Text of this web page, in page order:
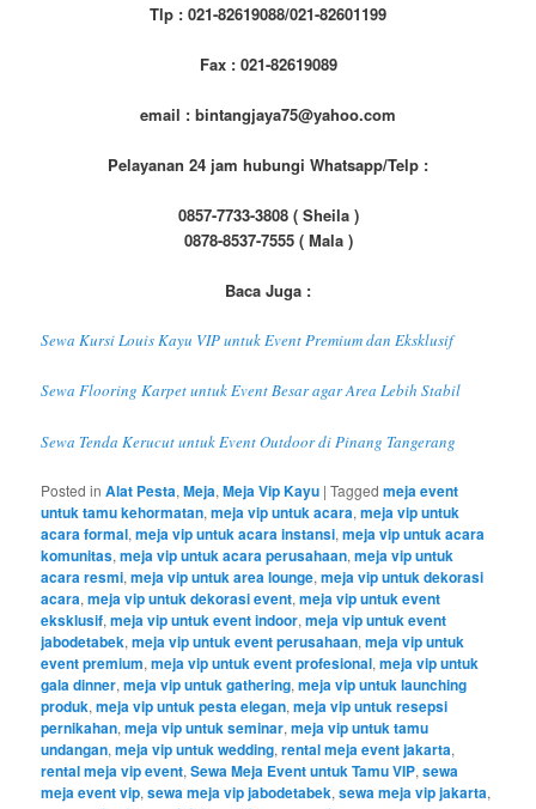
Tlp : 021-82619088/021-82601199
Fax : 021-82619089
email : bintangjaya75@yahoo.com
Pelayanan 24 jam hubungi Whatsapp/Telp :
0857-7733-3808 ( Sheila )
0878-8537-7555 ( Mala )
Baca Juga :
Sewa Kursi Louis Kayu VIP untuk Event Premium dan Eksklusif
Sewa Flooring Karpet untuk Event Besar agar Area Lebih Stabil
Sewa Tenda Kerucut untuk Event Outdoor di Pinang Tangerang
Posted in Alat Pesta,Meja,Meja Vip Kayu |Tagged meja event
untuk tamu kehormatan,meja vip untuk acara,meja vip untuk
acara formal,meja vip untuk acara instansi,meja vip untuk acara
komunitas,meja vip untuk acara perusahaan,meja vip untuk
acara resmi,meja vip untuk area lounge,meja vip untuk dekorasi
acara,meja vip untuk dekorasi event,meja vip untuk event
eksklusif,meja vip untuk event indoor,meja vip untuk event
jabodetabek,meja vip untuk event perusahaan,meja vip untuk
event premium,meja vip untuk event profesional,meja vip untuk
gala dinner,meja vip untuk gathering,meja vip untuk launching
produk,meja vip untuk pesta elegan,meja vip untuk resepsi
pernikahan,meja vip untuk seminar,meja vip untuk tamu
undangan,meja vip untuk wedding,rental meja event jakarta,
rental meja vip event,Sewa Meja Event untuk Tamu VIP,sewa
meja event vip,sewa meja vip jabodetabek,sewa meja vip jakarta,